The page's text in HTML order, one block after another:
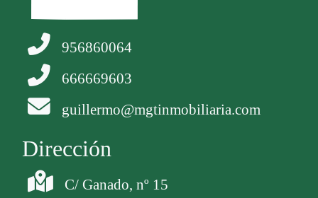
956860064
666669603
guillermo@mgtinmobiliaria.com
Dirección
C/ Ganado, nº 15